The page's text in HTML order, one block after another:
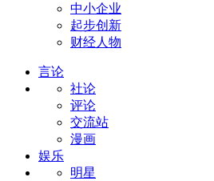
中小企业
起步创新
财经人物
言论
社论
评论
交流站
漫画
娱乐
明星